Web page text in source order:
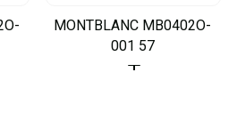
MONTBLANC MB0402O-
001 57